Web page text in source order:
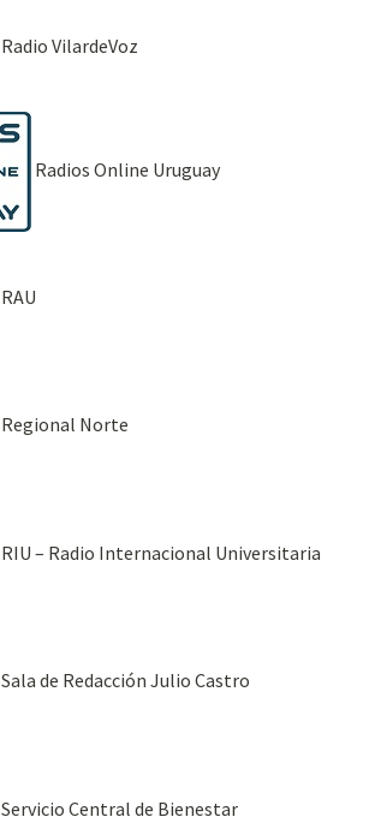
Radio VilardeVoz
Radios Online Uruguay
RAU
Regional Norte
RIU – Radio Internacional Universitaria
Sala de Redacción Julio Castro
Servicio Central de Bienestar